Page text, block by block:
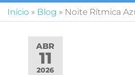
Início » Blog » Noite Rítmica
ABR
11
2026